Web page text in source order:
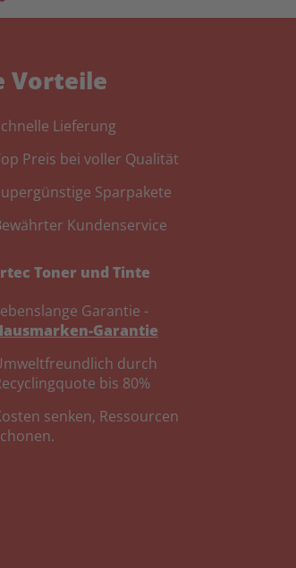
Vorteile
Lieferung
Preis bei voller Qualität
Sparpakete
Kundenservice
Toner und Tinte
Garantie -
Garantie
durch
bis 80%
senken, Ressourcen